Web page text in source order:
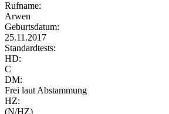
Rufname:
Arwen
Geburtsdatum:
25.11.2017
Standardtests:
HD:
C
DM:
Frei laut Abstammung
HZ:
(N/HZ)